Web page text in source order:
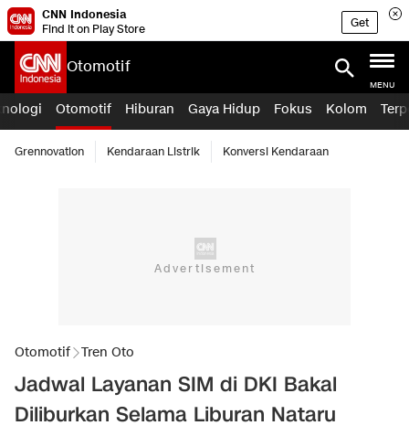
CNN Indonesia
Find it on Play Store
Get
Otomotif
MENU
Otomotif Hiburan Gaya Hidup Fokus Kolom
Grennovation Kendaraan Listrik Konversi Kendaraan
Otomotif Tren Oto
Jadwal Layanan SIM di DKI Bakal
Diliburkan Selama Liburan Nataru